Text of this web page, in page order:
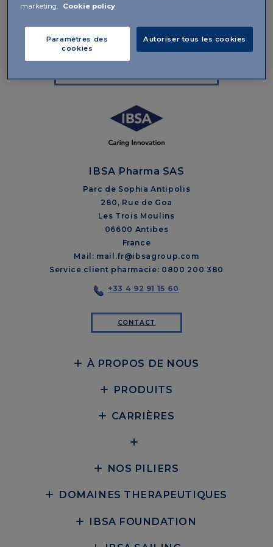
environnement humide favorable au processus de
IBSA Pharma SAS
Parc de Sophia Antipolis
280, Rue de Goa
Les Trois Moulins
06600 Antibes
France
Mail: mail.fr@ibsagroup.com
Service client pharmacie: 0800 200 380
+33 4 92 91 15 60
CONTACT
À PROPOS DE NOUS
PRODUITS
CARRIÈRES
NOS PILIERS
DOMAINES THERAPEUTIQUES
IBSA FOUNDATION
marketing.
Cookie policy
Paramètres des
cookies
Autoriser tous les cookies